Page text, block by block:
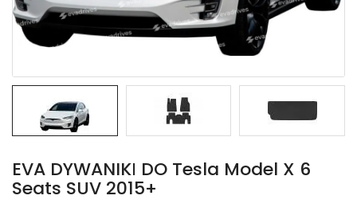
EVA DYWANIKІ DO Tesla Model X 6
Seats SUV 2015+